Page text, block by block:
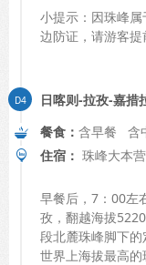
小提示：因珠峰
边防证，请游客提
日喀则-拉孜-嘉措
餐食： 含早餐 含
住宿： 珠峰大本
早餐后，7：00
孜，翻越海拔
段北麓珠峰脚下
世界上海拔最高